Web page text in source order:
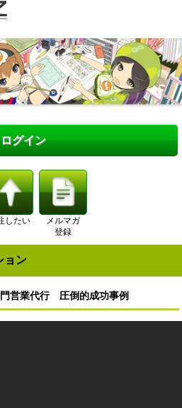
ログイン
したい
メルマガ
登録
ョン
営業代行 圧倒的成功事例